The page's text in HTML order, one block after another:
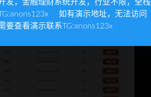
发，金融理财系统开发，行业不限，全栈
如有演示地址，无法访问
要查看演示联系TG:anons123x